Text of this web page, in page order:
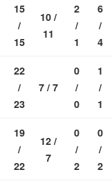
15
/
15
10 /
11
2
/
1
6
/
4
22
/
23
7 / 7
0
/
0
1
/
1
19
/
22
12 /
7
0
/
2
0
/
2